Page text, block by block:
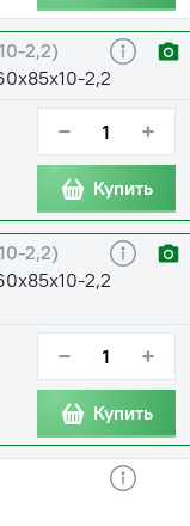
2,2)
2,2
− +
Купить
2,2)
2,2
− +
Купить